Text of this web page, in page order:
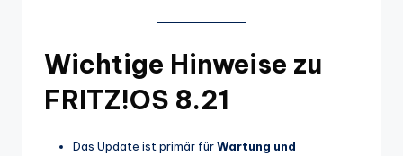
Wichtige Hinweise zu
FRITZ!OS 8.21
Das Update ist primär fürWartung und